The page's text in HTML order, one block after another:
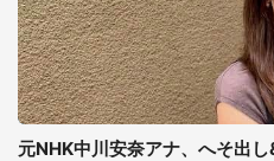
元NHK中川安奈アナ、へそ出